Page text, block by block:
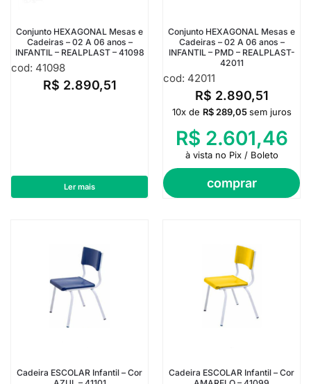
Conjunto HEXAGONAL Mesas e
Cadeiras – 02 A 06 anos –
INFANTIL – REALPLAST – 41098
cod: 41098
R$ 2.890,51
Ler mais
Conjunto HEXAGONAL Mesas e
Cadeiras – 02 A 06 anos –
INFANTIL – PMD – REALPLAST-
42011
cod: 42011
R$ 2.890,51
comprar
10x de R$289,05 sem juros
R$ 2.601,46
à vista no Pix / Boleto
Cadeira ESCOLAR Infantil – Cor
Cadeira ESCOLAR Infantil – Cor